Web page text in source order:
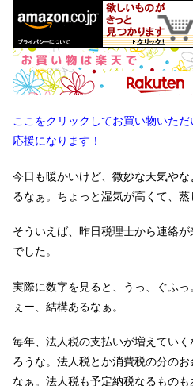
ここをクリックしてお買い物いただ
応援になります！
今日も暖かいけど、微妙な天気や
るなぁ。ちょっと湿気が高くて、蒸
そういえば、昨日税理士から連絡
でした。
実際に数字を見ると、うっ、ぐふ
ぇー、結構あるなぁ。
毎年、法人税の支払いが増えてい
ろうな。法人税とか消費税の分の
なぁ。法人税も予定納税なるもの